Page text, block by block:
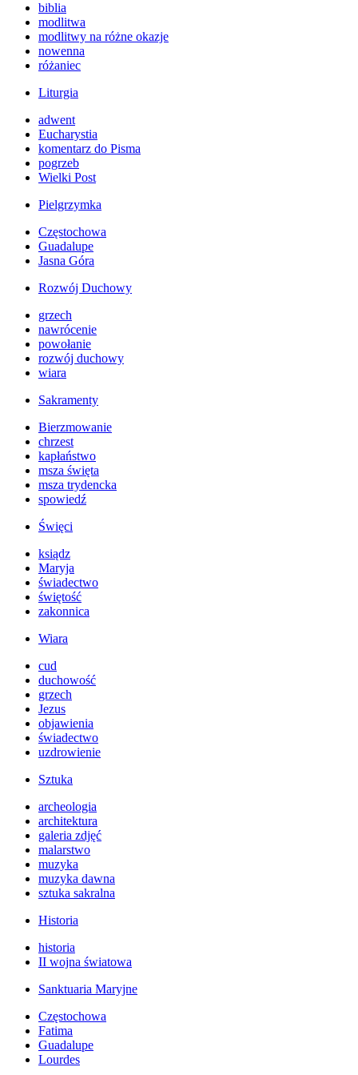
biblia
modlitwa
modlitwy na różne okazje
nowenna
różaniec
Liturgia
adwent
Eucharystia
komentarz do Pisma
pogrzeb
Wielki Post
Pielgrzymka
Częstochowa
Guadalupe
Jasna Góra
Rozwój Duchowy
grzech
nawrócenie
powołanie
rozwój duchowy
wiara
Sakramenty
Bierzmowanie
chrzest
kapłaństwo
msza święta
msza trydencka
spowiedź
Święci
ksiądz
Maryja
świadectwo
świętość
zakonnica
Wiara
cud
duchowość
grzech
Jezus
objawienia
świadectwo
uzdrowienie
Sztuka
archeologia
architektura
galeria zdjęć
malarstwo
muzyka
muzyka dawna
sztuka sakralna
Historia
historia
II wojna światowa
Sanktuaria Maryjne
Częstochowa
Fatima
Guadalupe
Lourdes